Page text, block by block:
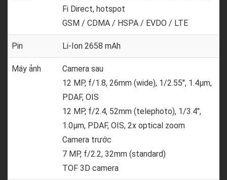
Fi Direct, hotspot
GSM / CDMA / HSPA / EVDO / LTE
Pin Li-Ion 2658 mAh
Máy ảnh
Camera sau
12 MP, f/1.8, 26mm (wide), 1/2.55", 1.4µm,
PDAF, OIS
12 MP, f/2.4, 52mm (telephoto), 1/3.4",
1.0µm, PDAF, OIS, 2x optical zoom
Camera trước
7 MP, f/2.2, 32mm (standard)
TOF 3D camera